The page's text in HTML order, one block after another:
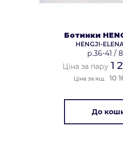
Ботинки
HENGJI-
р.36-41 /
Ціна за пару1
Ціна за ящ. 10
До